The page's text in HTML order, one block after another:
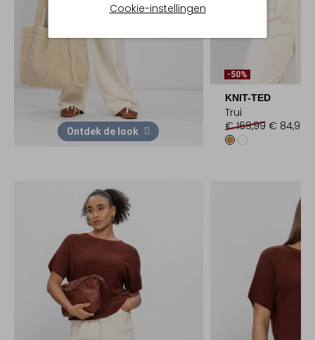
Cookie-instellingen
Ontdek de look
-50%
KNIT-TED
Trui
€ 169,99 € 84,99